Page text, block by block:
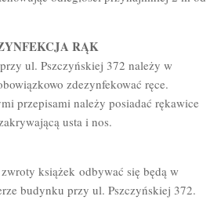
RĄK
ul. Pszczyńskiej 372 należy w
zdezynfekować ręce.
przepisami należy posiadać rękawice
usta i nos.
książek odbywać się będą w
budynku przy ul. Pszczyńskiej 372.